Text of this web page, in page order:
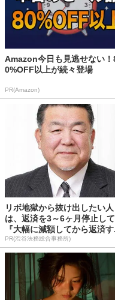
Amazon今日も見逃せない！
0%OFF以上が続々登場
PR(Amazon)
リボ地獄から抜け出したい人
は、返済を3～6ヶ月停止して
『大幅に減額してから返済
PR(渋谷法務総合事務所)